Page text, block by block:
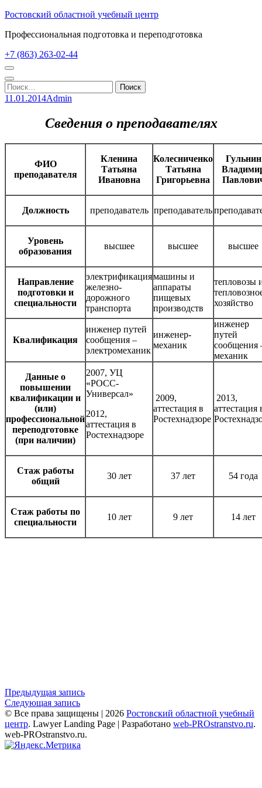
Перейти
содержимому
Enter)
Ростовский областной учебный центр
Профессиональная подготовка и переподготовка
+7 (863) 263-02-44
Найти:
11.01.2014Admin
Сведения о преподавателях
ФИО
преподавателя
Кленина
Татьяна
Ивановна
Колесниченко
Татьяна
Григорьевна
Гульнин
Должность преподаватель преподаватель
Уровень
образования
высшее высшее высшее
Направление
подготовки и
специальности
электрификация
железно-
дорожного
транспорта
машины и
аппараты
пищевых
производств
тепловозы
хозяйство
Квалификация
инженер путей
сообщения –
электромеханик
инженер-
механик
инженер
путей
сообщения
механик
Данные о
повышении
квалификации и
(или)
профессиональной
переподготовке
(при наличии)
2007, УЦ
«РОСС-
Универсал»
2012,
аттестация в
Ростехнадзоре
2009,
аттестация в
Ростехнадзоре
2013,
аттестация
Стаж работы
общий
30 лет 37 лет 54 года
Стаж работы по
специальности
10 лет 9 лет 14 лет
Навигация
по
записям
Предыдущая запись
Следующая запись
© Все права защищены | 2026 Ростовский областной учебный
центр. Lawyer Landing Page | Разработано web-PROstranstvo.ru.
web-PROstranstvo.ru.